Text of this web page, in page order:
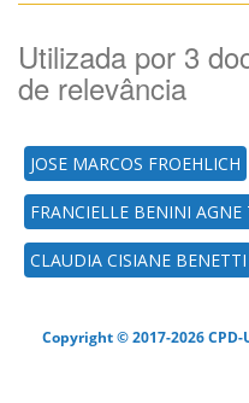
Utilizada por 3
de relevância
JOSE MARCOS FROEHLICH
FRANCIELLE BENINI AGNE
CLAUDIA CISIANE BENETTI
Copyright © 2017-2026